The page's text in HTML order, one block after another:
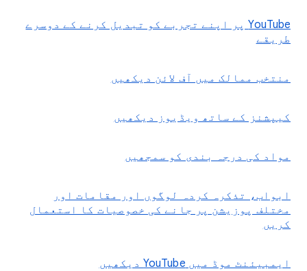
YouTube پر اپنے تجربے کو تبدیل کرنے کے دوسرے
طریقے
منتخب ممالک میں آف لائن دیکھیں
کیپشنز کے ساتھ ویڈیوز دیکھیں
مواد کی درجہ بندی کو سمجھیں
ابواب، تذکرہ کردہ لوگوں اور مقامات اور
مختلف پوزیشن پر جانے کی خصوصیات کا استعمال
کریں
ایمبیئنٹ موڈ میں YouTube دیکھیں